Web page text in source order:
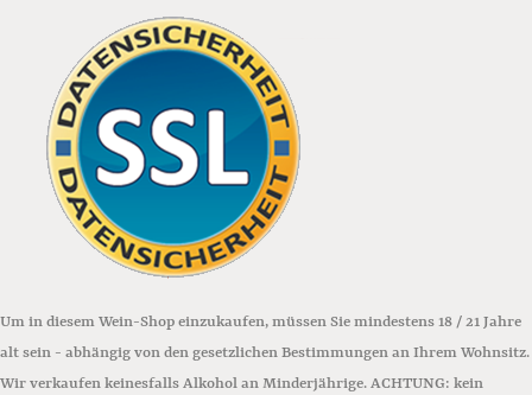
Um in diesem Wein-Shop einzukaufen, müssen Sie mindestens 18 / 21 Jahre
alt sein - abhängig von den gesetzlichen Bestimmungen an Ihrem Wohnsitz.
Wir verkaufen keinesfalls Alkohol an Minderjährige. ACHTUNG: kein